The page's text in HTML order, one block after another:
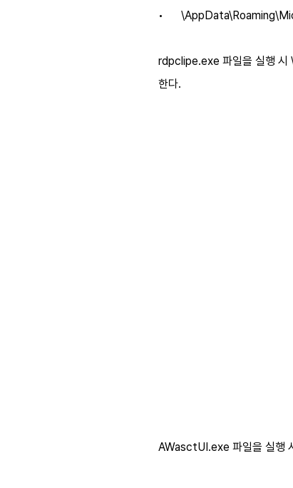
•
rdpclipe.exe 파일을 실행
한다.
AWasctUI.exe 파일을 실행